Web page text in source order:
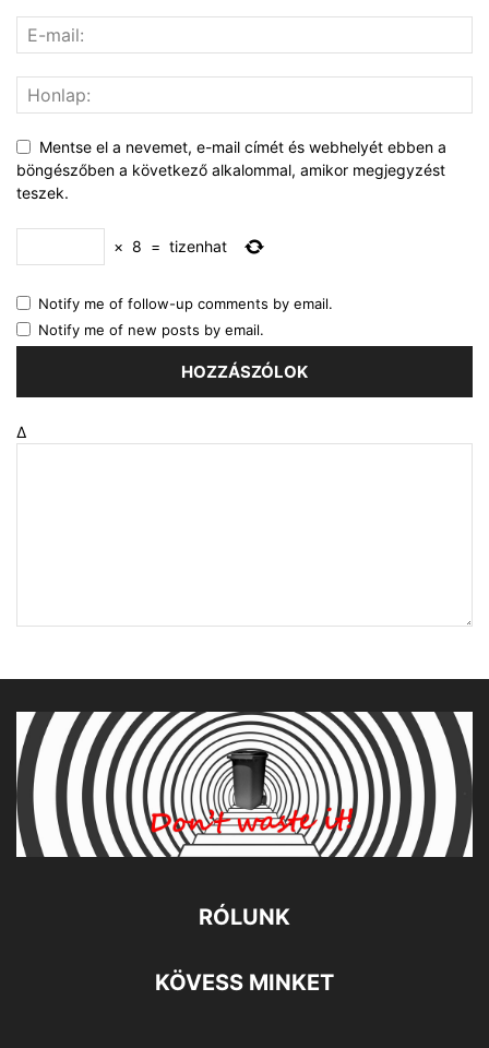
Mentse el a nevemet, e-mail címét és webhelyét ebben a
böngészőben a következő alkalommal, amikor megjegyzést
teszek.
× 8 = tizenhat
Notify me of follow-up comments by email.
Notify me of new posts by email.
Δ
RÓLUNK
KÖVESS MINKET